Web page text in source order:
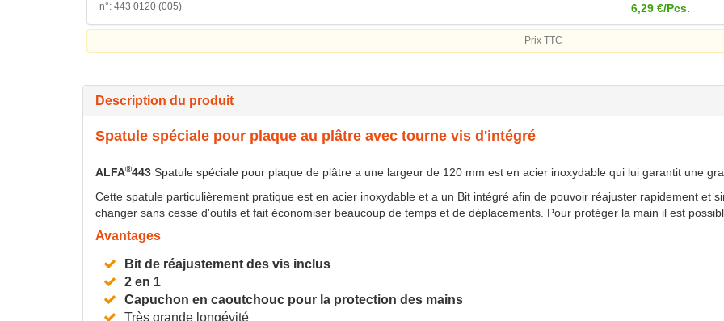
n°: 443 0120 (005)
6,29 €/Pcs.
Prix TTC
Description du produit
Spatule spéciale pour plaque au plâtre avec tourne vis d'intégré
ALFA®443 Spatule spéciale pour plaque de plâtre a une largeur de 120 mm est en acier inoxydable qui lui garantit une
Cette spatule particulièrement pratique est en acier inoxydable et a un Bit intégré afin de pouvoir réajuster rapidement et
changer sans cesse d'outils et fait économiser beaucoup de temps et de déplacements. Pour protéger la main il est
Avantages
Bit de réajustement des vis inclus
2 en 1
Capuchon en caoutchouc pour la protection des mains
Très grande longévité